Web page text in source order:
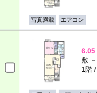
写真満載 エアコン
6.05
敷
1階